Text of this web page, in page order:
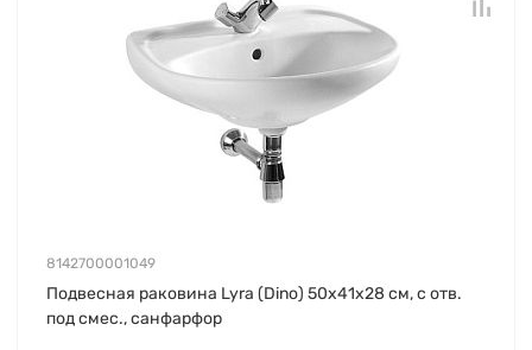
8142700001049
Подвесная раковина Lyrа (Dino) 50х41х28 см, с отв.
под смес., санфарфор